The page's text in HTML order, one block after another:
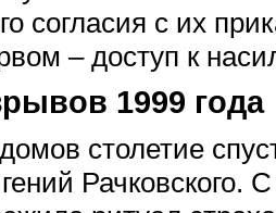
согласия с их
– доступ к
1999 года
столетие
Рачковского.